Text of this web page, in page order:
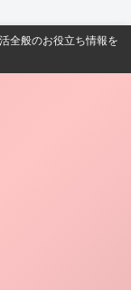
全般のお役立ち情報を